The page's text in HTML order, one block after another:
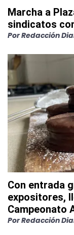
Marcha a
sindicatos
PorRedacción
Con entrada
expositores,
Campeonato
PorRedacción